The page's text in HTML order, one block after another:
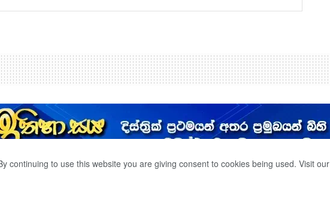
continuing to use this website you are giving consent to cookies being used. Visit our